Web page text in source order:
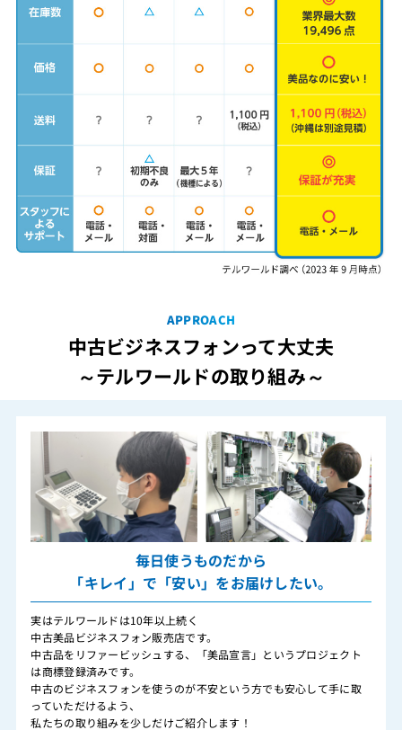
APPROACH
中古ビジネスフォンって大丈夫
～テルワールドの取り組み～
毎日使うものだから
「キレイ」で「安い」をお届けしたい。
実はテルワールドは10年以上続く
中古美品ビジネスフォン販売店です。
中古品をリファービッシュする、「美品宣言」というプロジェクト
は商標登録済みです。
中古のビジネスフォンを使うのが不安という方でも安心して手に取
っていただけるよう、
私たちの取り組みを少しだけご紹介します！